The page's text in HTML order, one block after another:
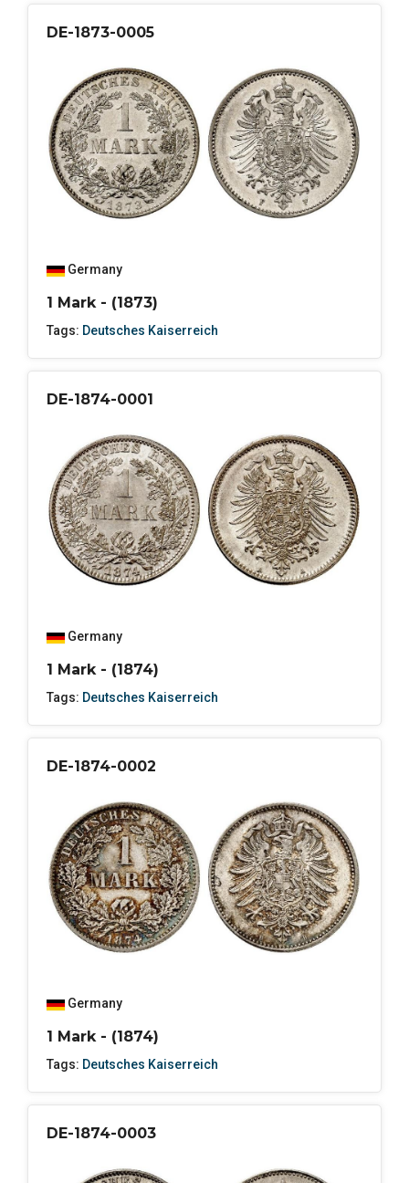
DE-1873-0005
Germany
1 Mark - (1873)
Tags: Deutsches Kaiserreich
DE-1874-0001
Germany
1 Mark - (1874)
Tags: Deutsches Kaiserreich
DE-1874-0002
Germany
1 Mark - (1874)
Tags: Deutsches Kaiserreich
DE-1874-0003